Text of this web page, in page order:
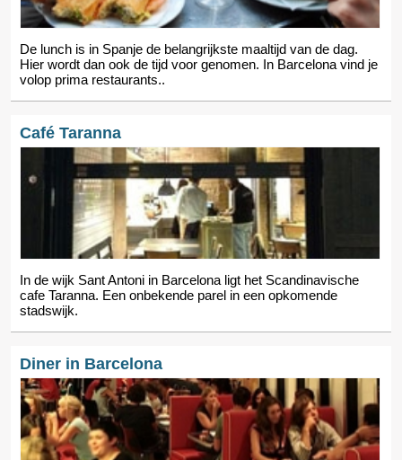
De lunch is in Spanje de belangrijkste maaltijd van de dag.
Hier wordt dan ook de tijd voor genomen. In Barcelona vind je
volop prima restaurants..
Café Taranna
In de wijk Sant Antoni in Barcelona ligt het Scandinavische
cafe Taranna. Een onbekende parel in een opkomende
stadswijk.
Diner in Barcelona